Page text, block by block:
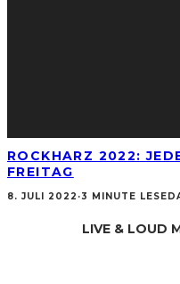
ROCKHARZ 2022:
FREITAG
8. JULI 2022 ·3 MINUTE
LIVE & LOUD